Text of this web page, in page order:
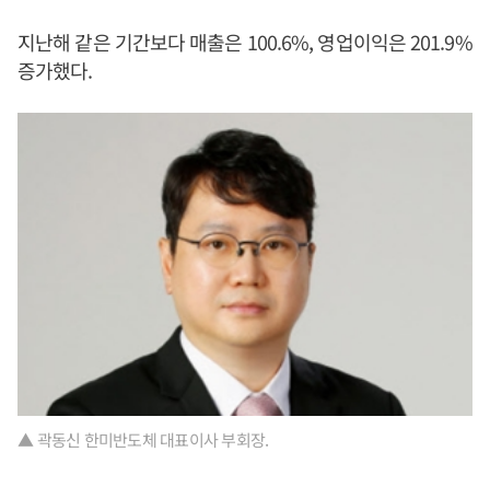
지난해 같은 기간보다 매출은 100.6%, 영업이익은 201.9%
증가했다.
▲ 곽동신 한미반도체 대표이사 부회장.